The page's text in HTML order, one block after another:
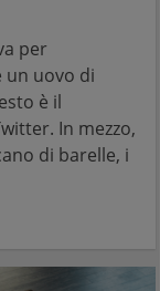
per
un uovo di
è il
In mezzo,
di barelle, i